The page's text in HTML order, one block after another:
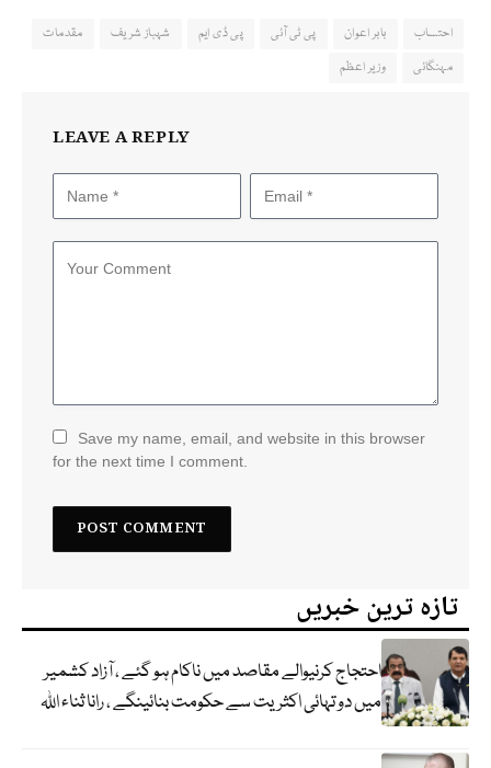
احتساب بابر اعوان پی ٹی آئی پی ڈی ایم شہباز شریف
مقدمات
مہنگائی
وزیر اعظم
LEAVE A REPLY
Save my name, email, and website in this browser
for the next time I comment.
تازہ ترین خبریں
احتجاج کرنیوالے مقاصد میں ناکام ہو گئے ، آزاد کشمیر
میں دو تہائی اکثریت سے حکومت بنائینگے ، رانا ثناء اللہ